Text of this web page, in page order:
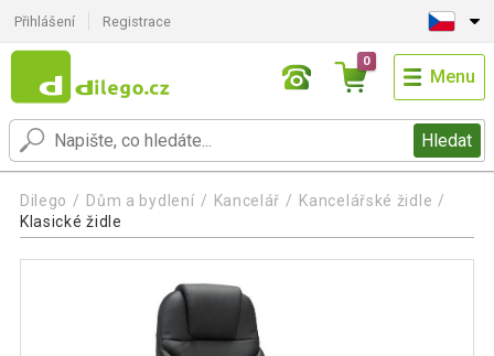
Přihlášení Registrace
Hledat
0
Menu
Dilego Dům a bydlení Kancelář
Kancelářské židle
Klasické židle